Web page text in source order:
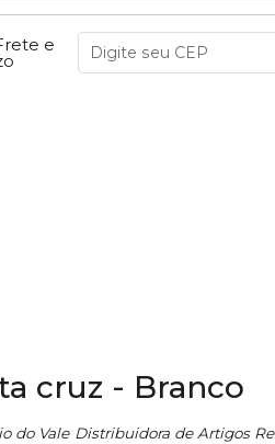
e
cruz - Branco
do Vale Distribuidora de Artigos